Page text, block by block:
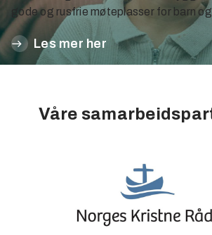
gode og rusfrie møteplasser for barn
Les mer her
Våre